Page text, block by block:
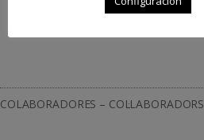
COLABORADORES – COL·LABORADORS